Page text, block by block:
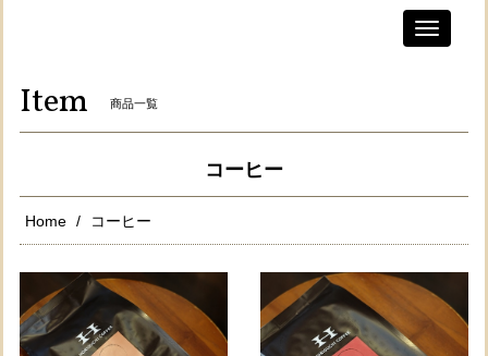
Toggle
Item 商品一覧
コーヒー
Home コーヒー